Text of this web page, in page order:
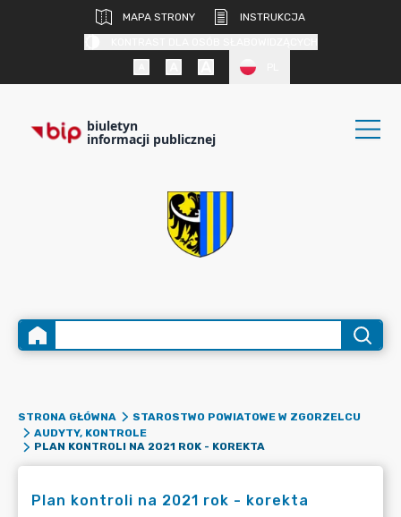
MAPA STRONY
INSTRUKCJA
biuletyn
informacji publicznej
STRONA GŁÓWNA
STAROSTWO POWIATOWE W ZGORZELCU
AUDYTY, KONTROLE
PLAN KONTROLI NA 2021 ROK - KOREKTA
Plan kontroli na 2021 rok - korekta